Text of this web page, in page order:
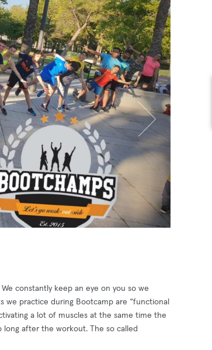
constantly keep an eye on you so we
we practice during Bootcamp are “functional
a lot of muscles at the same time the
long after the workout. The so called